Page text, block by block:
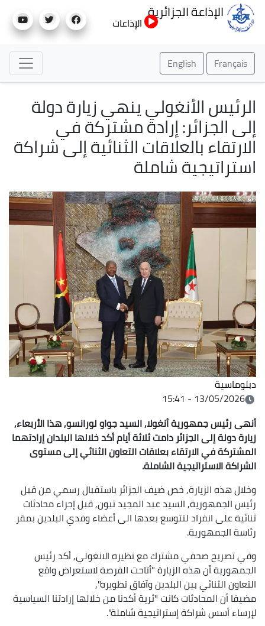
إلى
الإذاعة الجزائرية
الإذاعات
Français
English
الرئيس الأنغولي ينهي زيارة دولة
إلى الجزائر: إرادة مشتركة في
الارتقاء بالعلاقات الثنائية إلى شراكة
استراتيجية شاملة
دبلوماسية
13/05/2026 - 15:41
أنهى رئيس جمهورية أنغولا, السيد جواو لورانسو, هذا الأربعاء,
زيارة دولة إلى الجزائر دامت ثلاثة أيام أكد خلالها البلدان إرادتهما
المشتركة في الارتقاء بعلاقات التعاون الثنائي إلى مستوى
الشراكة الاستراتيجية الشاملة.
وخلال هذه الزيارة, خص ضيف الجزائر باستقبال رسمي من قبل
رئيس الجمهورية, السيد عبد المجيد تبون, قبل إجراء محادثات
ثنائية على انفراد لتتوسع بعدها الى أعضاء وفدي البلدين بمقر
رئاسة الجمهورية.
وفي تصريح صحفي مشترك مع نظيره الانغولي, أكد رئيس
الجمهورية أن هذه الزيارة "أتاحت الفرصة لاستعراض واقع
التعاون الثنائي بين البلدين وآفاق تطويره",
مضيفا أن المحادثات كانت "ثرية أكدنا من خلالها إرادتنا السياسية
لإرساء أسس شراكة إستراتيجية شاملة".